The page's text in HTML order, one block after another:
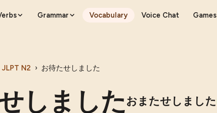
Grammar Vocabulary Voice Chat Games
JLPT N2 › お待たせしました
しました おまたせしました